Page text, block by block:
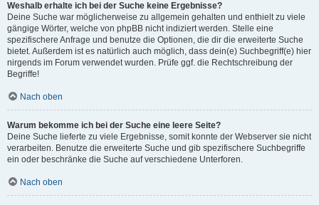
Weshalb erhalte ich bei der Suche keine Ergebnisse?
Deine Suche war möglicherweise zu allgemein gehalten und enthielt zu viele
gängige Wörter, welche von phpBB nicht indiziert werden. Stelle eine
spezifischere Anfrage und benutze die Optionen, die dir die erweiterte Suche
bietet. Außerdem ist es natürlich auch möglich, dass dein(e) Suchbegriff(e) hier
nirgends im Forum verwendet wurden. Prüfe ggf. die Rechtschreibung der
Begriffe!
Nach oben
Warum bekomme ich bei der Suche eine leere Seite?
Deine Suche lieferte zu viele Ergebnisse, somit konnte der Webserver sie nicht
verarbeiten. Benutze die erweiterte Suche und gib spezifischere Suchbegriffe
ein oder beschränke die Suche auf verschiedene Unterforen.
Nach oben